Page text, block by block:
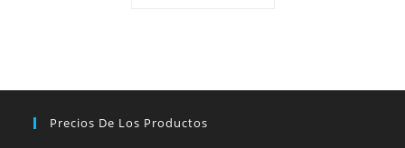
Precios De Los Productos